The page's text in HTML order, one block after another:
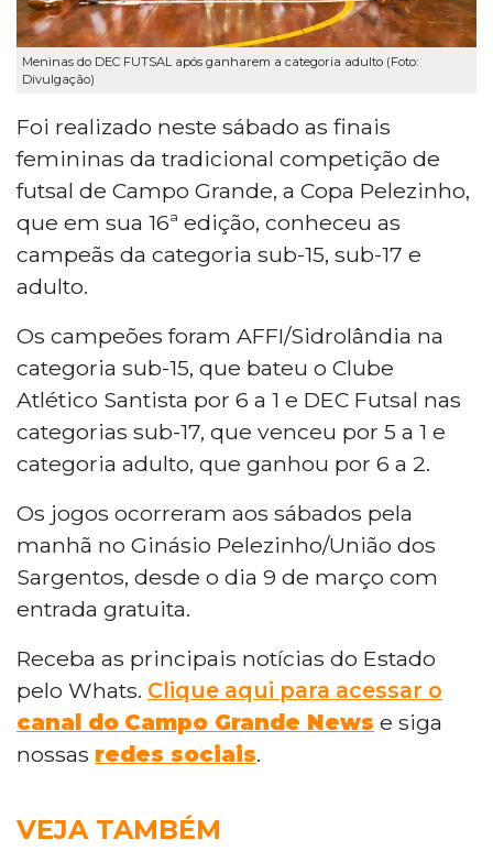
Meninas do DEC FUTSAL após ganharem a categoria adulto (Foto:
Divulgação)
Foi realizado neste sábado as finais
femininas da tradicional competição de
futsal de Campo Grande, a Copa Pelezinho,
que em sua 16ª edição, conheceu as
campeãs da categoria sub-15, sub-17 e
adulto.
Os campeões foram AFFI/Sidrolândia na
categoria sub-15, que bateu o Clube
Atlético Santista por 6 a 1 e DEC Futsal nas
categorias sub-17, que venceu por 5 a 1 e
categoria adulto, que ganhou por 6 a 2.
Os jogos ocorreram aos sábados pela
manhã no Ginásio Pelezinho/União dos
Sargentos, desde o dia 9 de março com
entrada gratuita.
Receba as principais notícias do Estado
pelo Whats. Clique aqui para acessar o
canal do Campo Grande News e siga
nossas redes sociais.
VEJA TAMBÉM